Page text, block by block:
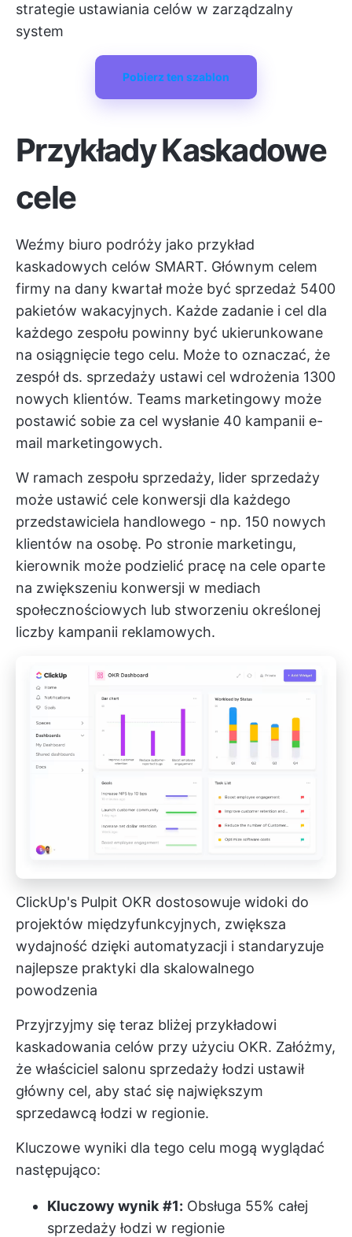
strategie ustawiania celów w zarządzalny
system
Pobierz ten szablon
PrzykładyKaskadowe
cele
Weźmy biuro podróży jako przykład
kaskadowych celów SMART. Głównym celem
firmy na dany kwartał może być sprzedaż 5400
pakietów wakacyjnych. Każde zadanie i cel dla
każdego zespołu powinny być ukierunkowane
na osiągnięcie tego celu. Może to oznaczać, że
zespół ds. sprzedaży ustawi cel wdrożenia 1300
nowych klientów. Teams marketingowy może
postawić sobie za cel wysłanie 40 kampanii e-
mail marketingowych.
W ramach zespołu sprzedaży, lider sprzedaży
może ustawić cele konwersji dla każdego
przedstawiciela handlowego - np. 150 nowych
klientów na osobę. Po stronie marketingu,
kierownik może podzielić pracę na cele oparte
na zwiększeniu konwersji w mediach
społecznościowych lub stworzeniu określonej
liczby kampanii reklamowych.
ClickUp's Pulpit OKR dostosowuje widoki do
projektów międzyfunkcyjnych, zwiększa
wydajność dzięki automatyzacji i standaryzuje
najlepsze praktyki dla skalowalnego
powodzenia
Przyjrzyjmy się teraz bliżej przykładowi
kaskadowania celów przy użyciu OKR. Załóżmy,
że właściciel salonu sprzedaży łodzi ustawił
główny cel, aby stać się największym
sprzedawcą łodzi w regionie.
Kluczowe wyniki dla tego celu mogą wyglądać
następująco:
Kluczowy wynik #1: Obsługa 55% całej
sprzedaży łodzi w regionie